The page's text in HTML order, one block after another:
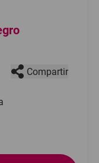
Compartir